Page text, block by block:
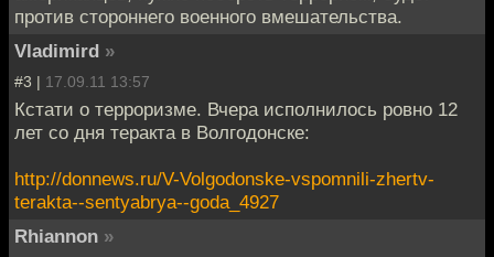
против стороннего военного вмешательства.
Vladimird »
#3 | 17.09.11 13:57
Кстати о терроризме. Вчера исполнилось ровно 12
лет со дня теракта в Волгодонске:
http://donnews.ru/V-Volgodonske-vspomnili-zhertv-
terakta--sentyabrya--goda_4927
Rhiannon »